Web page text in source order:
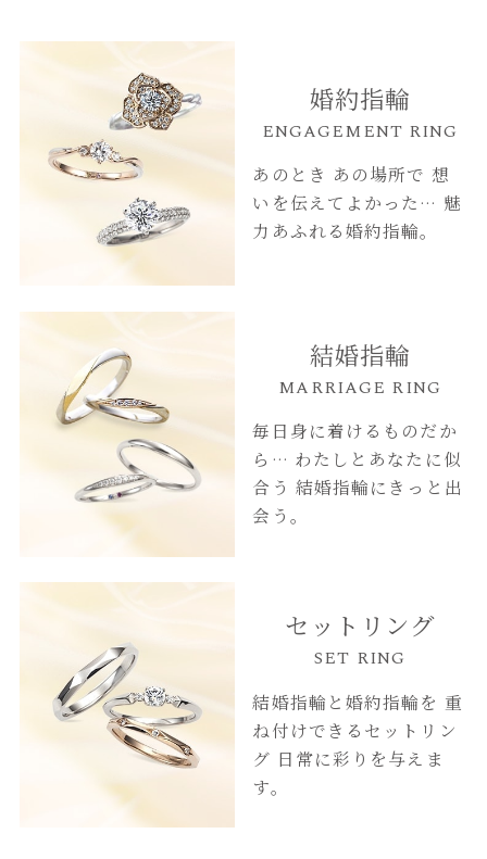
婚約指輪
ENGAGEMENT RING
あのとき あの場所で 想
いを伝えてよかった… 魅
力あふれる婚約指輪。
結婚指輪
MARRIAGE RING
毎日身に着けるものだか
ら… わたしとあなたに似
合う 結婚指輪にきっと出
会う。
セットリング
SET RING
結婚指輪と婚約指輪を 重
ね付けできるセットリン
グ 日常に彩りを与えま
す。